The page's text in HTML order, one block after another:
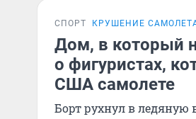
СПОРТ КРУШЕНИЕ
Дом, в который
о фигуристах,
США самолете
Борт рухнул в ледяную